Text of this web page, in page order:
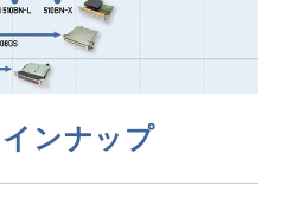
ンナップ